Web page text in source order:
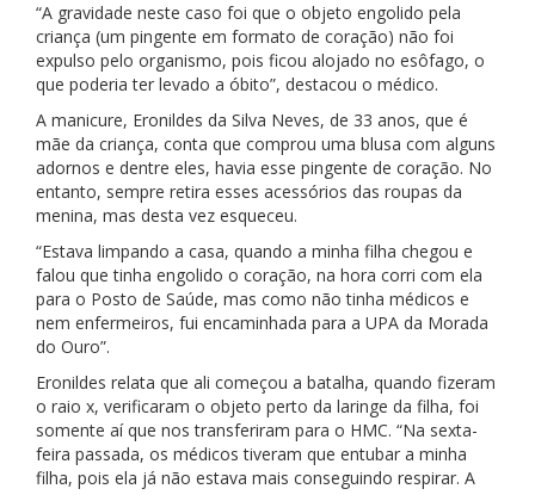
“A gravidade neste caso foi que o objeto engolido pela
criança (um pingente em formato de coração) não foi
expulso pelo organismo, pois ficou alojado no esôfago, o
que poderia ter levado a óbito”, destacou o médico.
A manicure, Eronildes da Silva Neves, de 33 anos, que é
mãe da criança, conta que comprou uma blusa com alguns
adornos e dentre eles, havia esse pingente de coração. No
entanto, sempre retira esses acessórios das roupas da
menina, mas desta vez esqueceu.
“Estava limpando a casa, quando a minha filha chegou e
falou que tinha engolido o coração, na hora corri com ela
para o Posto de Saúde, mas como não tinha médicos e
nem enfermeiros, fui encaminhada para a UPA da Morada
do Ouro”.
Eronildes relata que ali começou a batalha, quando fizeram
o raio x, verificaram o objeto perto da laringe da filha, foi
somente aí que nos transferiram para o HMC. “Na sexta-
feira passada, os médicos tiveram que entubar a minha
filha, pois ela já não estava mais conseguindo respirar. A